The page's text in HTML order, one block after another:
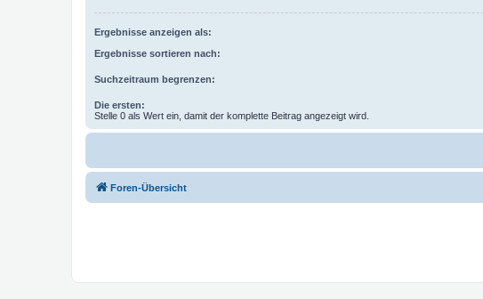
Ergebnisse anzeigen als:
Ergebnisse sortieren nach:
Suchzeitraum begrenzen:
Die ersten:
Stelle 0 als Wert ein, damit der komplette Beitrag angezeigt wird.
Foren-Übersicht